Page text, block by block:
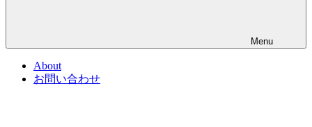
Menu
About
お問い合わせ